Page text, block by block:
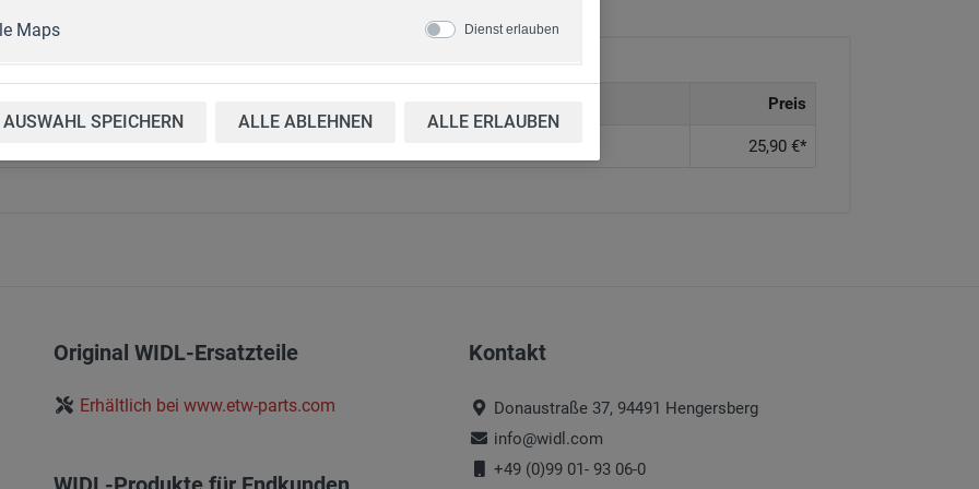
Preis
25,90 €*
Original WIDL-Ersatzteile
Erhältlich bei www.etw-parts.com
Kontakt
Donaustraße 37, 94491 Hengersberg
info@widl.com
+49 (0)99 01- 93 06-0
Maps Dienst erlauben
AUSWAHL SPEICHERN ALLE ABLEHNEN ALLE ERLAUBEN